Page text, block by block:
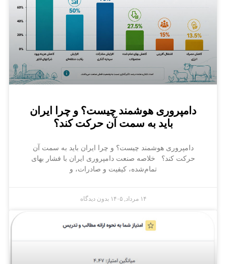
دامپروری هوشمند چیست؟ و چرا ایران
باید به سمت آن حرکت کند؟
دامپروری هوشمند چیست؟ و چرا ایران باید به سمت آن
حرکت کند؟ خلاصه صنعت دامپروری ایران با فشار بهای
تمام‌شده، کیفیت و صادرات، و
۱۴ مرداد, ۱۴۰۵ بدون دیدگاه